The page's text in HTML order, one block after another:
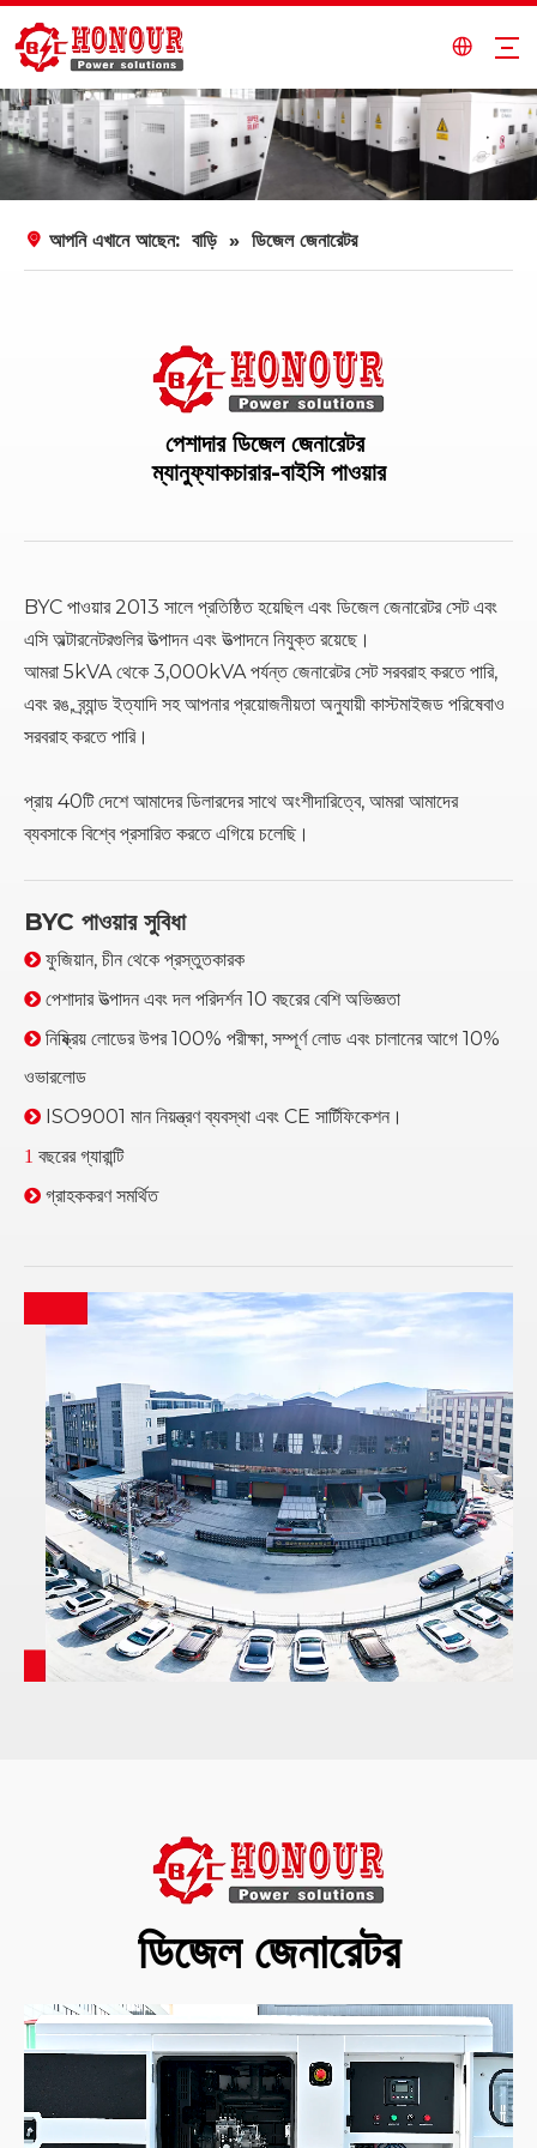
আপনি এখানে আছেন: বাড়ি » ডিজেল জেনারেটর
পেশাদার ডিজেল জেনারেটর
ম্যানুফ্যাকচারার-বাইসি পাওয়ার
BYC পাওয়ার 2013 সালে প্রতিষ্ঠিত হয়েছিল এবং ডিজেল জেনারেটর সেট এবং
এসি অল্টারনেটরগুলির উত্পাদন এবং উত্পাদনে নিযুক্ত রয়েছে।
আমরা 5kVA থেকে 3,000kVA পর্যন্ত জেনারেটর সেট সরবরাহ করতে পারি,
এবং রঙ, ব্র্যান্ড ইত্যাদি সহ আপনার প্রয়োজনীয়তা অনুযায়ী কাস্টমাইজড পরিষেবাও
সরবরাহ করতে পারি।
প্রায় 40টি দেশে আমাদের ডিলারদের সাথে অংশীদারিত্বে, আমরা আমাদের
ব্যবসাকে বিশ্বে প্রসারিত করতে এগিয়ে চলেছি।
BYC পাওয়ার সুবিধা
 ফুজিয়ান, চীন থেকে প্রস্তুতকারক
 পেশাদার উত্পাদন এবং দল পরিদর্শন 10 বছরের বেশি অভিজ্ঞতা
 নিষ্ক্রিয় লোডের উপর 100% পরীক্ষা, সম্পূর্ণ লোড এবং চালানের আগে 10%
ওভারলোড
 ISO9001 মান নিয়ন্ত্রণ ব্যবস্থা এবং CE সার্টিফিকেশন।
1 বছরের গ্যারান্টি
 গ্রাহককরণ সমর্থিত
ডিজেল জেনারেটর